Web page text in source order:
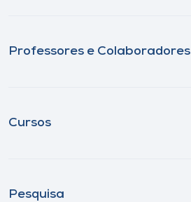
Professores e Colaboradores
Cursos
Pesquisa